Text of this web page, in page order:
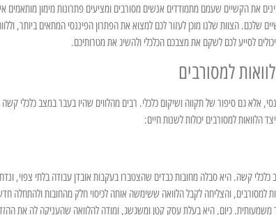
את הקשיים שעמם מתמודדים אנשים מסורבים ומציעים פתרונות מימון מותאמים
שלכם. הצוות שלנו מוכן לעזור לכם למצוא את הפתרון הפיננסי המתאים ביותר,
יכולים לסייע לכם לשקם את מצבכם הכלכלי ולהשיג את מטרותיכם.
למסורבים
אלא גם סיפור של תקווה ושיקום כלכלי. רבים מהלווים שהיו בעבר במצב כלכלי
הלוואות למסורבים יכולות לשנות חיים:
קשה. היא סבלה מחובות כבדים שהצטברו בעקבות אובדן עבודה בלתי צפוי,
למסורבים, והצליחה לקבל הלוואה ששימשה אותה לכיסוי חלק מהחובות ולהתחלה
כיום, היא בעלת עסק קטן ומשגשג, ומודה להלוואה שהעניקה לה את